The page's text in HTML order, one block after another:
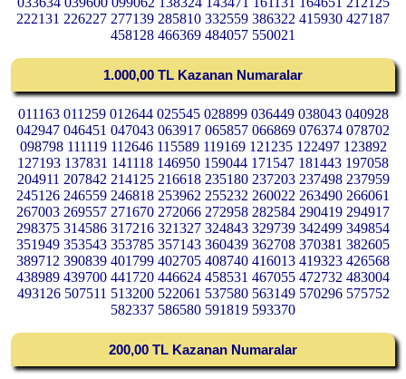
222131 226227 277139 285810 332559 386322 415930 427187
458128 466369 484057 550021
1.000,00 TL Kazanan Numaralar
011163 011259 012644 025545 028899 036449 038043 040928
042947 046451 047043 063917 065857 066869 076374 078702
098798 111119 112646 115589 119169 121235 122497 123892
127193 137831 141118 146950 159044 171547 181443 197058
204911 207842 214125 216618 235180 237203 237498 237959
245126 246559 246818 253962 255232 260022 263490 266061
267003 269557 271670 272066 272958 282584 290419 294917
298375 314586 317216 321327 324843 329739 342499 349854
351949 353543 353785 357143 360439 362708 370381 382605
389712 390839 401799 402705 408740 416013 419323 426568
438989 439700 441720 446624 458531 467055 472732 483004
493126 507511 513200 522061 537580 563149 570296 575752
582337 586580 591819 593370
200,00 TL Kazanan Numaralar